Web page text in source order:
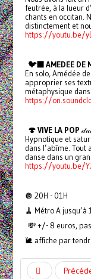
feutrée, à la lueur
chants en occitan.
distinctement et
https://youtu.be/
🐦‍⬛ AMEDEE DE
En solo, Amédée
approprier ses
métaphysique
https://
🍄 VIVE LA POP
Hypnotique et
dans l’abîme. Tout
danse dans un
https://youtu.be/
🪩 20H - 01H
🧹 Métro A jusqu’à
💸 +/- 8 euros,
🐌 affiche par